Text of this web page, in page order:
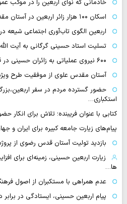
خادمانی که نوای اربعین را در موکب عمود ۱۰۸۰ طنین انداز
اسکان ۱۰۰ هزار زائر اربعین در آستان مقدس مسجد جمکران
اربعین الگوی تاب‌آوری اجتماعی شیعه
تسلیت استاد حسینی گرگانی به آیت الله
۶۰۰ نیروی عملیاتی به زائران حسینی در قم خدمت کردند
آستان مقدس علوی از موفقیت طرح
حضور گسترده مردم در سفر
استکباری…
کتابی با عنوان فریبنده؛ تلاش برای
پیام‌های زیارت جامعه کبیره برای ایران و
بازدید تولیت آستان قدس رضوی از
زیارت اربعین حسینی، زمینه‌ای برای
ها…
عدم همراهی با مستکبران از اصول
پیام اربعین حسینی، ایستادگی در